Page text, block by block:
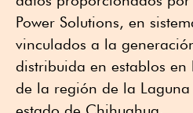
Power Solutions, en
vinculados a la
distribuida en establos en
de la región de la